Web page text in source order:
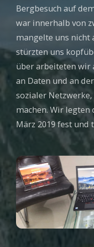
Bergbesuch auf
war innerhalb von
mangelte uns
stürzten uns
über arbeiteten wir
an Daten und an
sozialer
machen. Wir legten
März 2019 fest und